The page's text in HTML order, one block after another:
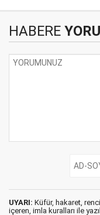
HABERE
UYARI: Küfür, hakaret,
içeren, imla kuralları ile